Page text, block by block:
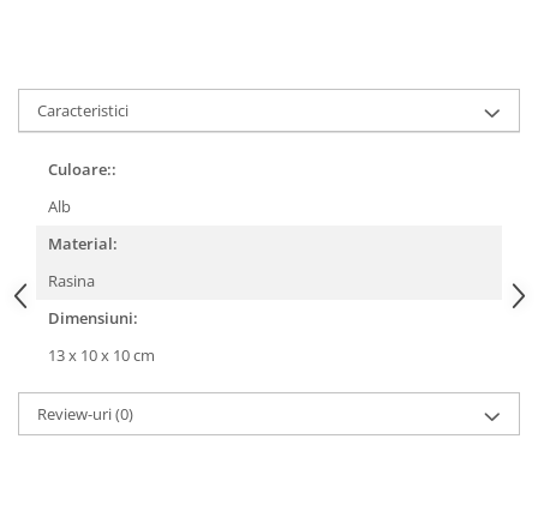
Caracteristici
Culoare::
Alb
Material:
Rasina
Dimensiuni:
13 x 10 x 10 cm
Review-uri(0)